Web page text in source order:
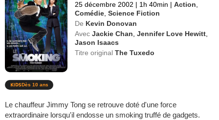
25 décembre 2002 | 1h 40min | Action
Comédie ,Science Fiction
De Kevin Donovan
Avec Jackie Chan ,Jennifer Love Hewitt
Jason Isaacs
Titre originalThe Tuxedo
Dès 10 ans
Le chauffeur Jimmy Tong se retrouve doté d'une force
extraordinaire lorsqu'il endosse un smoking truffé de gadgets.